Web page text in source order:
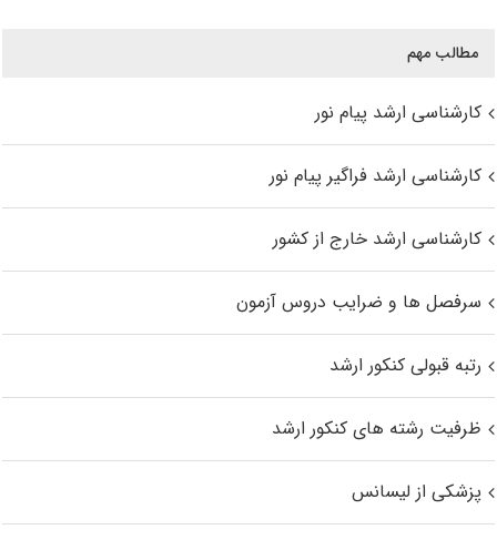
مطالب مهم
کارشناسی ارشد پیام نور
کارشناسی ارشد فراگیر پیام نور
کارشناسی ارشد خارج از کشور
سرفصل ها و ضرایب دروس آزمون
رتبه قبولی کنکور ارشد
ظرفیت رشته های کنکور ارشد
پزشکی از لیسانس